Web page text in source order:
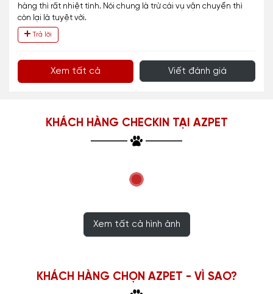
hàng thì rất nhiệt tình. Nói chung là trừ cái vụ vận chuyển thì
còn lại là tuyệt vời.
Trả lời
Xem tất cả Viết đánh giá
KHÁCH HÀNG CHECKIN TẠI AZPET
Xem tất cả hình ảnh
KHÁCH HÀNG CHỌN AZPET - VÌ SAO?